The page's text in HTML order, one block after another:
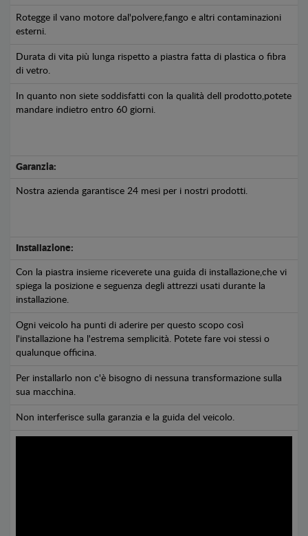
Rotegge il vano motore dal'polvere,fango e altri contaminazioni
esterni.
Durata di vita più lunga rispetto a piastra fatta di plastica o fibra
di vetro.
In quanto non siete soddisfatti con la qualità dell prodotto,potete
mandare indietro entro 60 giorni.
Garanzia:
Nostra azienda garantisce 24 mesi per i nostri prodotti.
Installazione:
Con la piastra insieme riceverete una guida di installazione,che vi
spiega la posizione e seguenza degli attrezzi usati durante la
installazione.
Ogni veicolo ha punti di aderire per questo scopo così
l'installazione ha l'estrema semplicità. Potete fare voi stessi o
qualunque officina.
Per installarlo non c'è bisogno di nessuna transformazione sulla
sua macchina.
Non interferisce sulla garanzia e la guida del veicolo.